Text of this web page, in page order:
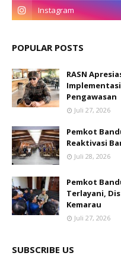
POPULAR POSTS
RASN
Pengawasan
Juli 27, 2026
Pemkot
Reaktivasi
Juli 28, 2026
Pemkot
Terlayani,
Kemarau
Juli 27, 2026
SUBSCRIBE US